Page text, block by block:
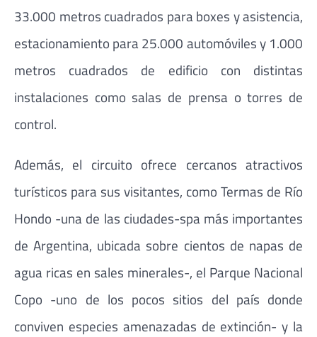
33.000 metros cuadrados para boxes y asistencia,
estacionamiento para 25.000 automóviles y 1.000
metros cuadrados de edificio con distintas
instalaciones como salas de prensa o torres de
control.
Además, el circuito ofrece cercanos atractivos
turísticos para sus visitantes, como Termas de Río
Hondo -una de las ciudades-spa más importantes
de Argentina, ubicada sobre cientos de napas de
agua ricas en sales minerales-, el Parque Nacional
Copo -uno de los pocos sitios del país donde
conviven especies amenazadas de extinción- y la